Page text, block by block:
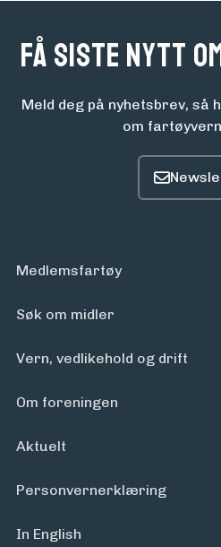
Få siste nytt
Meld deg på nyhetsbrev, så
om
Medlemsfartøy
Søk om midler
Vern, vedlikehold og drift
Om foreningen
Aktuelt
Personvern­erklæring
In English